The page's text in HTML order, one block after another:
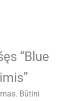
“Blue
Būtini